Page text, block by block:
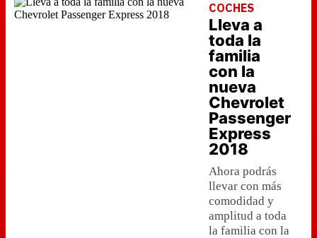
COCHES
Lleva a
toda la
familia
con la
nueva
Chevrolet
Passenger
Express
2018
Ahora podrás
llevar con más
comodidad y
amplitud a toda
la familia con la